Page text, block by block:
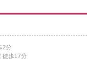
2分
徒歩17分